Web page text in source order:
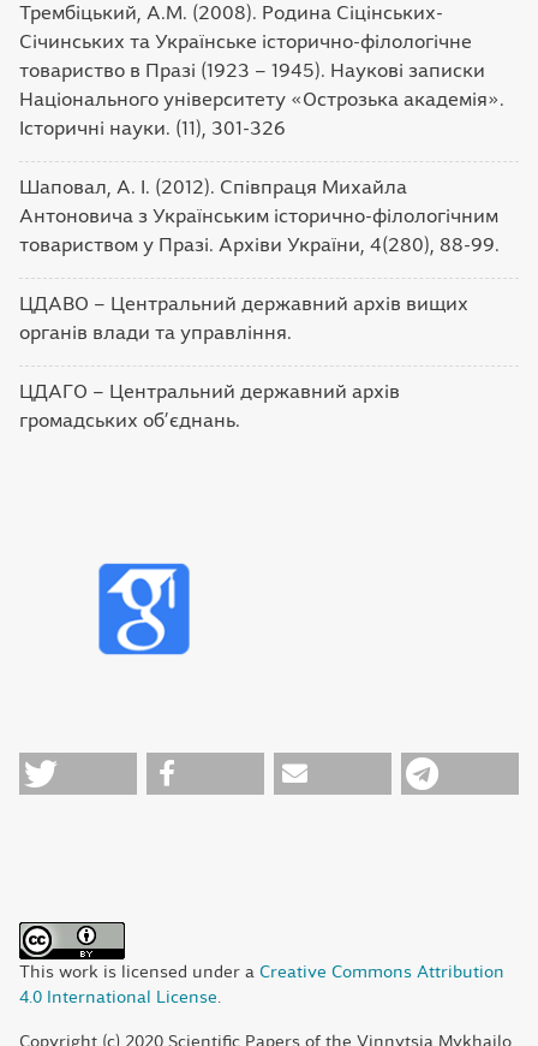
Трембіцький, А.М. (2008). Родина Сіцінських-
Січинських та Українське історично-філологічне
товариство в Празі (1923 – 1945). Наукові записки
Національного університету «Острозька академія».
Історичні науки. (11), 301-326
Шаповал, А. І. (2012). Співпраця Михайла
Антоновича з Українським історично-філологічним
товариством у Празі. Архіви України, 4(280), 88-99.
ЦДАВО – Центральний державний архів вищих
органів влади та управління.
ЦДАГО – Центральний державний архів
громадських об’єднань.
This work is licensed under a Creative Commons Attribution
4.0 International License
Copyright (c) 2020 Scientific Papers of the Vinnytsia Mykhailo